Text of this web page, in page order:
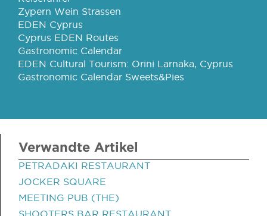
Zypern Wein Strassen
EDEN Cyprus
Cyprus EDEN Routes
Gastronomic Calendar
EDEN Cultural Tourism: Orini Larnaka, Cyprus
Gastronomic Calendar Sweets&Pies
Verwandte Artikel
PETRADAKI RESTAURANT
JOCKER SQUARE
MEETING PUB (THE)
SHOOTERS BAR RESTAURANT